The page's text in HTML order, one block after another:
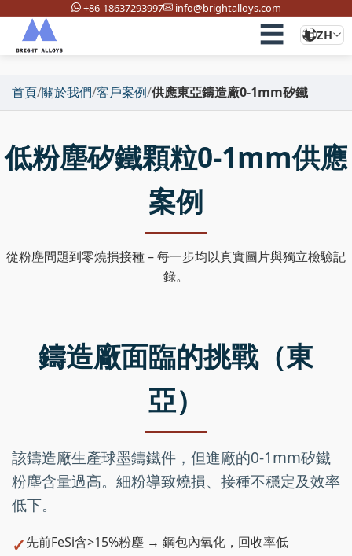
+86-18637293997 info@brightalloys.com
☰ ZH
首頁/關於我們/客戶案例/供應東亞鑄造廠0-1mm矽鐵
低粉塵矽鐵顆粒0-1mm供應
案例
從粉塵問題到零燒損接種 – 每一步均以真實圖片與獨立檢驗記
錄。
鑄造廠面臨的挑戰（東
亞）
該鑄造廠生產球墨鑄鐵件，但進廠的0-1mm矽鐵
粉塵含量過高。細粉導致燒損、接種不穩定及效率
低下。
先前FeSi含>15%粉塵 → 鋼包內氧化，回收率低